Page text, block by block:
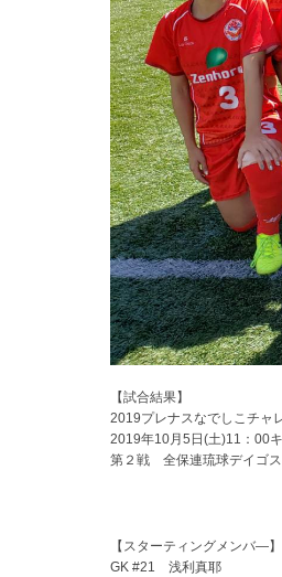
【試合結果】
2019プレナスなでしこチャ
2019年10月5日(土)11：00
第２戦 全保連琉球デイゴ
【スターティングメンバ―】
GK #21 浅利真耶